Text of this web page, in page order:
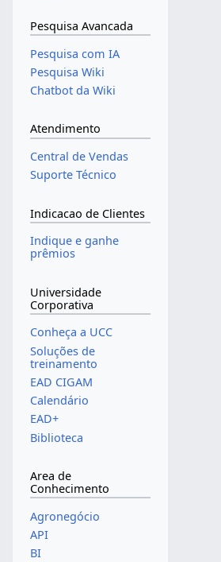
Pesquisa Avancada
Pesquisa com IA
Pesquisa Wiki
Chatbot da Wiki
Atendimento
Central de Vendas
Suporte Técnico
Indicacao de Clientes
Indique e ganhe
prêmios
Universidade
Corporativa
Conheça a UCC
Soluções de
treinamento
EAD CIGAM
Calendário
EAD+
Biblioteca
Area de
Conhecimento
Agronegócio
API
BI